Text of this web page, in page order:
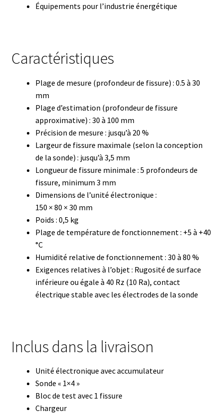
Electronique d’occasion
Electrophorèse
Endoscope
Enregistreur d’humidité
Enregistreur de température
Enregistreur de température jetable
Enregistreurs universels
Enzymes
Etalonnage et homologation des balances
Fermenteurs d’occasion
Filtration
Équipements pour l’industrie énergétique
Caractéristiques
Plage de mesure (profondeur de fissure) : 0.5 à 30
mm
Plage d’estimation (profondeur de fissure
approximative) : 30 à 100 mm
Précision de mesure : jusqu’à 20 %
Largeur de fissure maximale (selon la conception
de la sonde) : jusqu’à 3,5 mm
Longueur de fissure minimale : 5 profondeurs de
fissure, minimum 3 mm
Dimensions de l’unité électronique :
150 × 80 × 30 mm
Poids : 0,5 kg
Plage de température de fonctionnement : +5 à +40
°C
Humidité relative de fonctionnement : 30 à 80 %
Exigences relatives à l’objet : Rugosité de surface
inférieure ou égale à 40 Rz (10 Ra), contact
électrique stable avec les électrodes de la sonde
Inclus dans la livraison
Unité électronique avec accumulateur
Sonde « 1×4 »
Bloc de test avec 1 fissure
Chargeur